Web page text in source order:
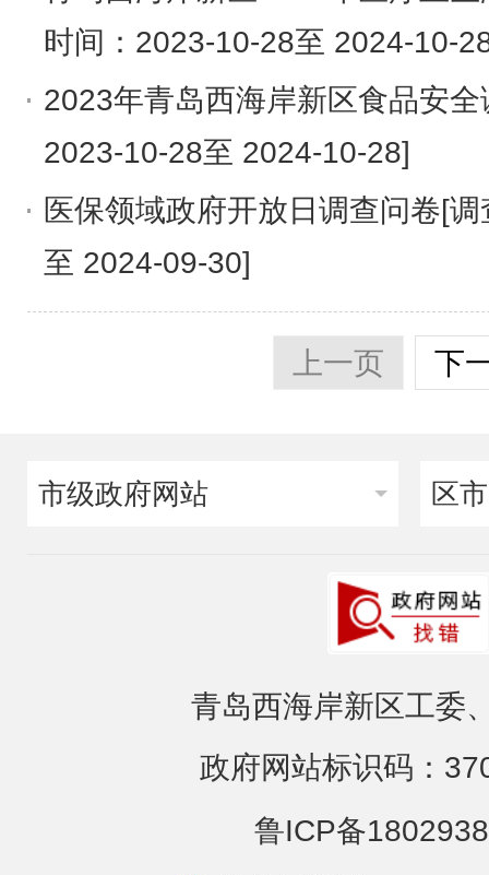
时间：2023-10-28至 2024-10-
2023年青岛西海岸新区食品安
2023-10-28至 2024-10-28]
医保领域政府开放日调查问卷[
至 2024-09-30]
上一页 下
市级政府网站 区
青岛西海岸新区工委
政府网站标识码：
鲁ICP备